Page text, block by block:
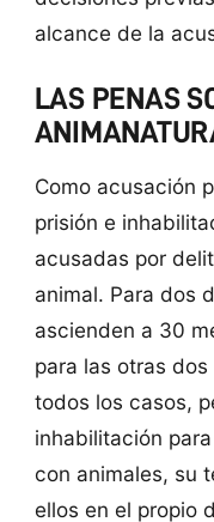
alcance de la
LAS PENAS
Como acusación
prisión e
acusadas por
animal. Para dos
ascienden a 30
para las otras
todos los casos,
inhabilitación
con animales, su
ellos en el propio